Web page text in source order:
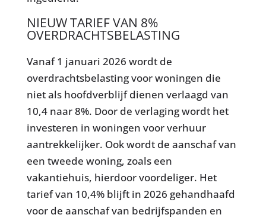
NIEUW TARIEF VAN 8%
OVERDRACHTSBELASTING
Vanaf 1 januari 2026 wordt de
overdrachtsbelasting voor woningen die
niet als hoofdverblijf dienen verlaagd van
10,4 naar 8%. Door de verlaging wordt het
investeren in woningen voor verhuur
aantrekkelijker. Ook wordt de aanschaf van
een tweede woning, zoals een
vakantiehuis, hierdoor voordeliger. Het
tarief van 10,4% blijft in 2026 gehandhaafd
voor de aanschaf van bedrijfspanden en